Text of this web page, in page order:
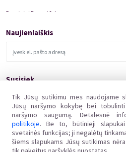
Tik Jūsų sutikimu mes naudojame
Jūsų naršymo kokybę bei
naršymo saugumą. Detalesnė
politikoje. Be to, būtinieji
svetainės funkcijas; ji negalėtų
šiems slapukams Jūsų sutikimas
Renginiai Panevėžyje
Domino Teatro Spektakliai
Naujienlaiškis
Susisiek
Adresas:Žalgirio g.135, LT-08217 Vilnius
Įmonės kodas:304769369
PVM mokėtojo kodas :LT100011648218